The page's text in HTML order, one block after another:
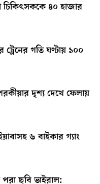
চিকিৎসককে ৪০ হাজার
গতি ঘণ্টায় ১০০
দৃশ্য দেখে ফেলায়
৬ বাইকার গ্যাং
ছবি ভাইরাল: